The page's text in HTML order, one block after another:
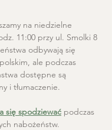
na niedzielne
11:00 przy ul. Smolki 8
odbywają się
ale podczas
dostępne są
i tłumaczenie.
się spodziewać podczas
nabożeństw.